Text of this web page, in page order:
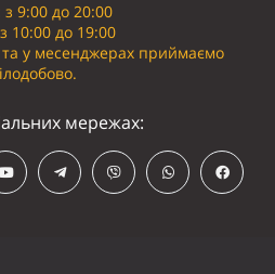
9:00 до 20:00
10:00 до 19:00
у месенджерах приймаємо
мережах: